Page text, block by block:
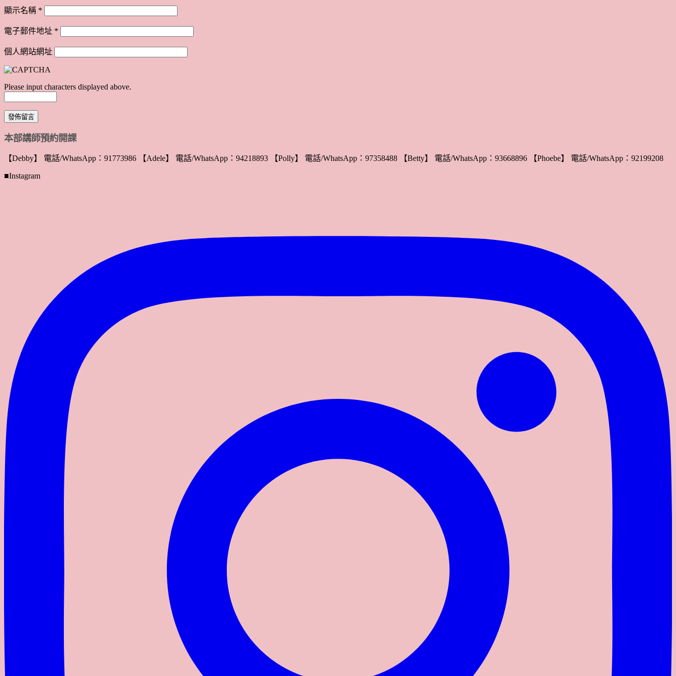
顯示名稱 *
電子郵件地址 *
個人網站網址
Please input characters displayed above.
本部講師預約開課
【Debby】 電話/WhatsApp：91773986 【Adele】 電話/WhatsApp：94218893 【Polly】 電話/WhatsApp：97358488 【Betty】 電話/WhatsApp：93668896 【Phoebe】 電話/WhatsApp：92199208
■Instagram